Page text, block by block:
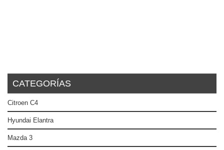
CATEGORÍAS
Citroen C4
Hyundai Elantra
Mazda 3